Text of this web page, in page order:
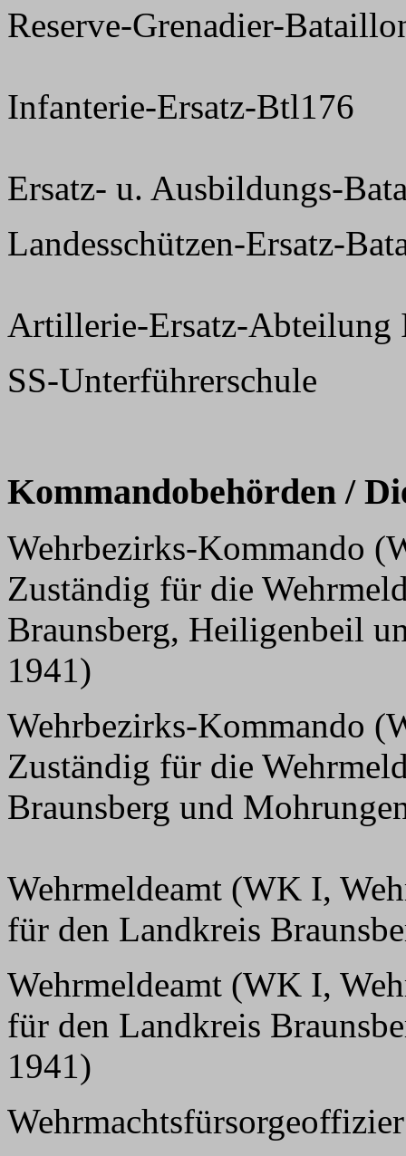
Reserve-Grenadier-
Infanterie-Ersatz-Btl176
Ersatz- u. Ausbildungs-
Landesschützen-Ersatz-
Artillerie-Ersatz-Abteilung
SS-Unterführerschule
Kommandobehörden /
Wehrbezirks-Kommando
Zuständig für die
Braunsberg, Heiligenbeil
1941)
Wehrbezirks-Kommando
Zuständig für die
Braunsberg und
Wehrmeldeamt (WK I,
für den Landkreis
Wehrmeldeamt (WK I,
für den Landkreis
1941)
Wehrmachtsfürsorgeoffizier